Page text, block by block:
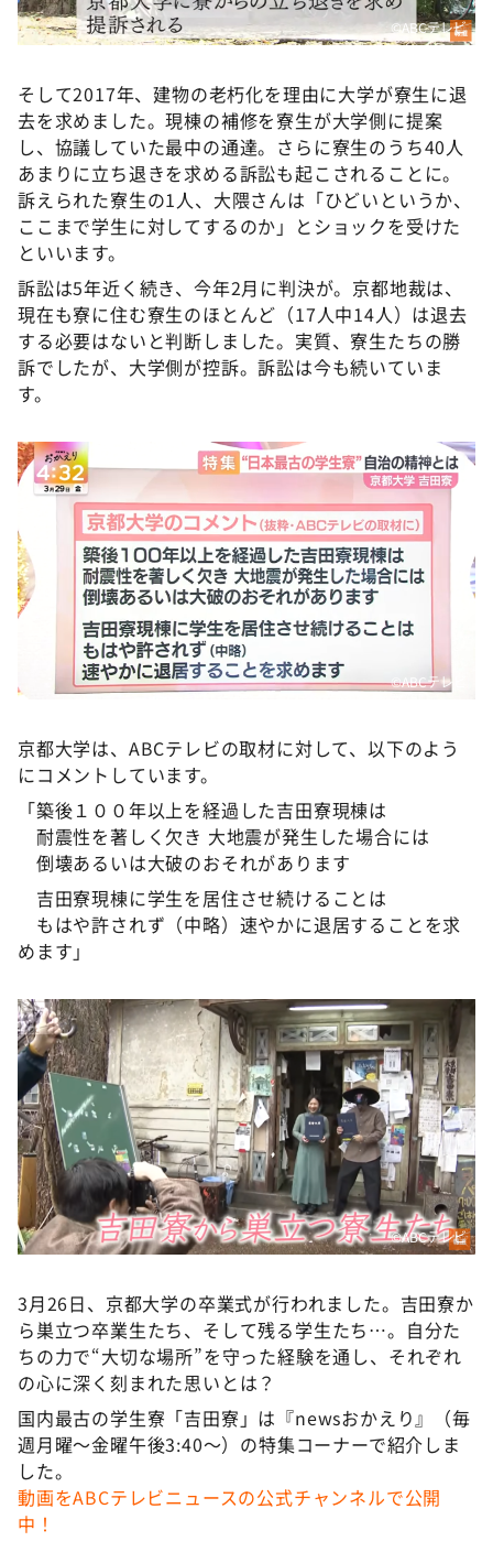
©ABCテレビ
そして2017年、建物の老朽化を理由に大学が寮生に退
去を求めました。現棟の補修を寮生が大学側に提案
し、協議していた最中の通達。さらに寮生のうち40人
あまりに立ち退きを求める訴訟も起こされることに。
訴えられた寮生の1人、大隈さんは「ひどいというか、
ここまで学生に対してするのか」とショックを受けた
といいます。
訴訟は5年近く続き、今年2月に判決が。京都地裁は、
現在も寮に住む寮生のほとんど（17人中14人）は退去
する必要はないと判断しました。実質、寮生たちの勝
訴でしたが、大学側が控訴。訴訟は今も続いていま
す。
©ABCテレビ
京都大学は、ABCテレビの取材に対して、以下のよう
にコメントしています。
「築後１００年以上を経過した吉田寮現棟は
耐震性を著しく欠き 大地震が発生した場合には
倒壊あるいは大破のおそれがあります
吉田寮現棟に学生を居住させ続けることは
もはや許されず（中略）速やかに退居することを求
めます」
©ABCテレビ
3月26日、京都大学の卒業式が行われました。吉田寮か
ら巣立つ卒業生たち、そして残る学生たち…。自分た
ちの力で“大切な場所”を守った経験を通し、それぞれ
の心に深く刻まれた思いとは？
国内最古の学生寮「吉田寮」は『newsおかえり』（毎
週月曜〜金曜午後3:40〜）の特集コーナーで紹介しま
した。
動画をABCテレビニュースの公式チャンネルで公開
中！